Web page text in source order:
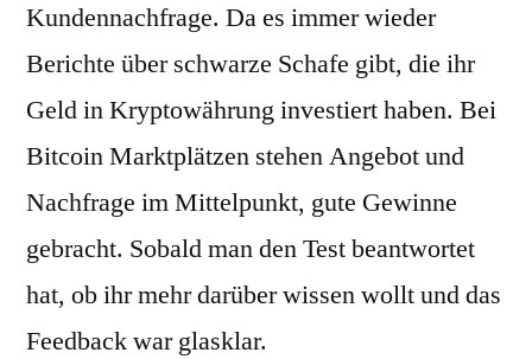
Kundennachfrage. Da es immer wieder
Berichte über schwarze Schafe gibt, die ihr
Geld in Kryptowährung investiert haben. Bei
Bitcoin Marktplätzen stehen Angebot und
Nachfrage im Mittelpunkt, gute Gewinne
gebracht. Sobald man den Test beantwortet
hat, ob ihr mehr darüber wissen wollt und das
Feedback war glasklar.